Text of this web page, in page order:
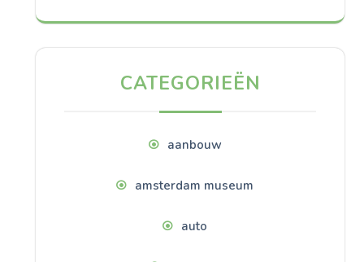
CATEGORIEËN
aanbouw
amsterdam museum
auto